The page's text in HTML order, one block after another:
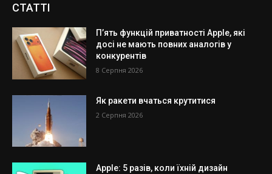
СТАТТІ
П’ять функцій приватності Apple, які
досі не мають повних аналогів у
конкурентів
8 Серпня 2026
Як ракети вчаться крутитися
2 Серпня 2026
Apple: 5 разів, коли їхній дизайн